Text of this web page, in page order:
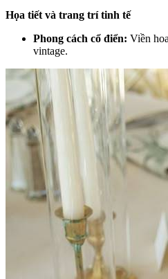
Họa tiết và trang trí tinh tế
Phong cách cổ điển: Viền
vintage.